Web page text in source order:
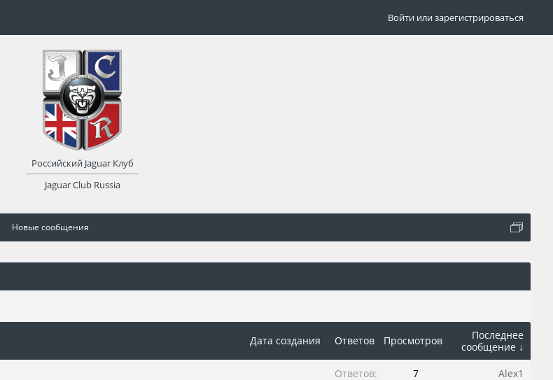
Новые сообщения
Дата создания Ответов Просмотров
Последнее
сообщение ↓
Ответов: 7 Alex1
Российский Jaguar Клуб
Jaguar Club Russia
Войти или зарегистрироваться